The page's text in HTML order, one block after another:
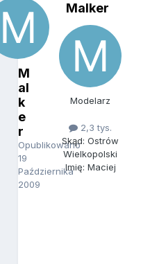
M
al
k
e
r
Opublikowano
19
Października
2009
Malker
Modelarz
2,3 tys.
Skąd: Ostrów
Wielkopolski
Imię: Maciej